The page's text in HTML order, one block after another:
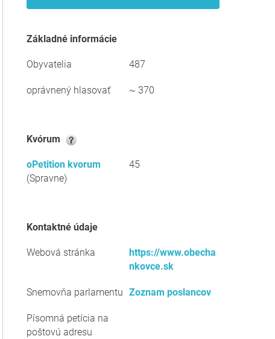
Základné informácie
Obyvatelia 487
oprávnený hlasovať ~ 370
kvórum
oPetition kvorum
(Spravne)
45
kontaktné údaje
Webová stránka
https://www.obecha
nkovce.sk
Snemovňa parlamentu Zoznam poslancov
Písomná petícia na
poštovú adresu